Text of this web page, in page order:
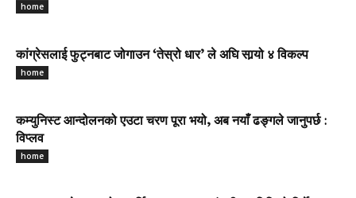
home
कांग्रेसलाई फुट्नबाट जोगाउन ‘तेस्रो धार’ ले अघि सार्‍यो ४ विकल्प
home
कम्युनिस्ट आन्दोलनको एउटा चरण पूरा भयो, अब नयाँ ढङ्गले जानुपर्छ :
विप्लव
home